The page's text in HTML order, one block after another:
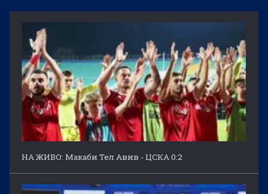
НА ЖИВО: Макаби Тел Авив - ЦСКА 0:2